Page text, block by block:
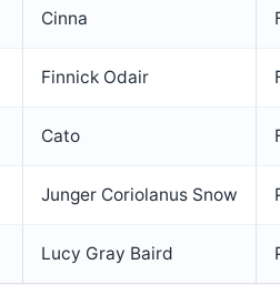
Cinna
Finnick Odair
Cato
Junger Coriolanus Snow
Lucy Gray Baird